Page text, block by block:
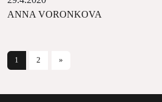
ANNA VORONKOVA
Artikkelien selaus
1 2 »